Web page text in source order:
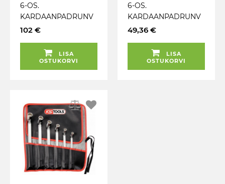
6-OS.
KARDAANPADRUNV
ÕTMETE KOMPL. 8-
102 €
LISA
OSTUKORVI
6-OS.
KARDAANPADRUNV
ÕTMETE KOMPL 12-
PLASTKOHVRIS. 8-
19MM JBM
49,36 €
LISA
OSTUKORVI